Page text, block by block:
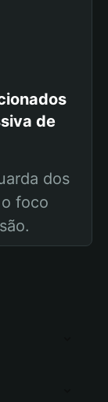
de
dos
foco